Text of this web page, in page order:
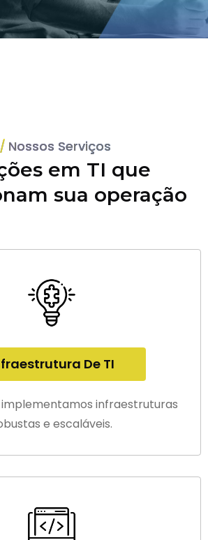
Nossos Serviços
em TI que
sua operação
De TI
infraestruturas
e escaláveis.